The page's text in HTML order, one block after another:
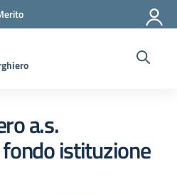
a.s.
istituzione